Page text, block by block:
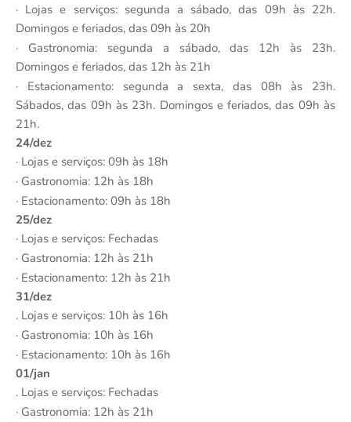
· Lojas e serviços: segunda a sábado, das 09h às 22h.
Domingos e feriados, das 09h às 20h
· Gastronomia: segunda a sábado, das 12h às 23h.
Domingos e feriados, das 12h às 21h
· Estacionamento: segunda a sexta, das 08h às 23h.
Sábados, das 09h às 23h. Domingos e feriados, das 09h às
21h.
24/dez
· Lojas e serviços: 09h às 18h
· Gastronomia: 12h às 18h
· Estacionamento: 09h às 18h
25/dez
· Lojas e serviços: Fechadas
· Gastronomia: 12h às 21h
· Estacionamento: 12h às 21h
31/dez
. Lojas e serviços: 10h às 16h
· Gastronomia: 10h às 16h
· Estacionamento: 10h às 16h
01/jan
. Lojas e serviços: Fechadas
· Gastronomia: 12h às 21h